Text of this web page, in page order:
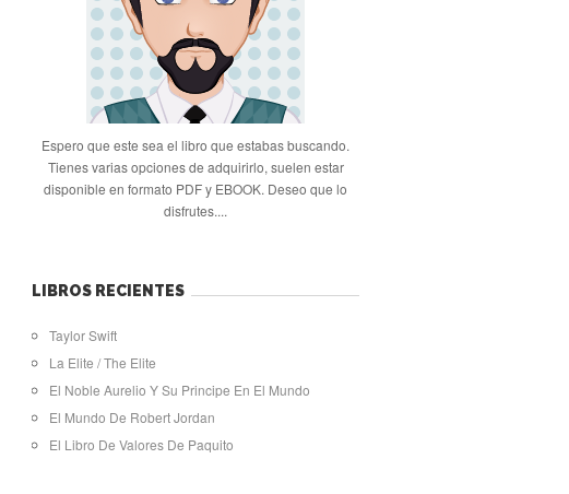
Espero que este sea el libro que estabas buscando.
Tienes varias opciones de adquirirlo, suelen estar
disponible en formato PDF y EBOOK. Deseo que lo
disfrutes....
LIBROS RECIENTES
Taylor Swift
La Elite / The Elite
El Noble Aurelio Y Su Principe En El Mundo
El Mundo De Robert Jordan
El Libro De Valores De Paquito